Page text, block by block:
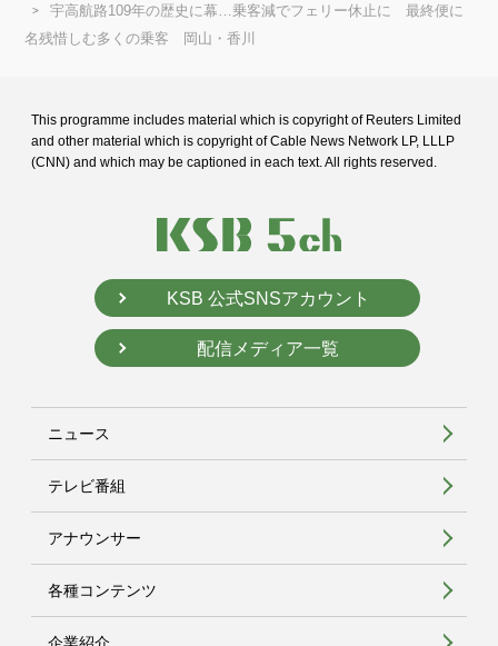
宇高航路109年の歴史に幕…乗客減でフェリー休止に 最終便に
名残惜しむ多くの乗客 岡山・香川
This programme includes material which is copyright of Reuters Limited
and other material which is copyright of Cable News Network LP, LLLP
(CNN) and which may be captioned in each text. All rights reserved.
KSB 公式SNSアカウント
配信メディア一覧
ニュース
テレビ番組
アナウンサー
各種コンテンツ